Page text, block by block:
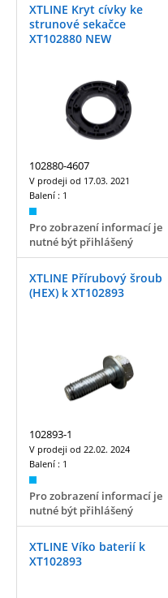
XTLINE Kryt cívky ke
strunové sekačce
XT102880 NEW
102880-4607
V prodeji od 17.03. 2021
Balení : 1
Pro zobrazení informací je
nutné být přihlášený
XTLINE Přírubový šroub
(HEX) k XT102893
102893-1
V prodeji od 22.02. 2024
Balení : 1
Pro zobrazení informací je
nutné být přihlášený
XTLINE Víko baterií k
XT102893